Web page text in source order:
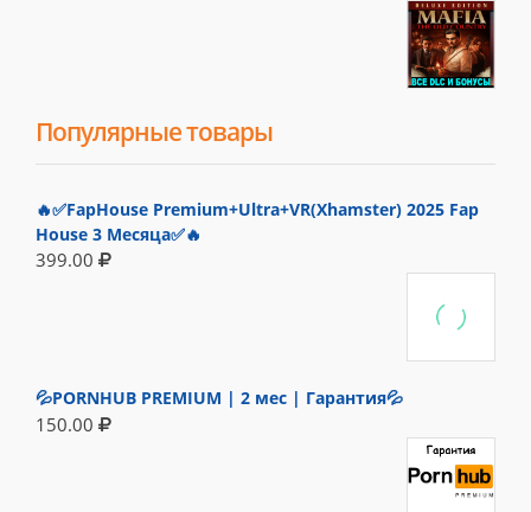
Популярные товары
🔥✅FapHouse Premium+Ultra+VR(Xhamster) 2025 Fap
House 3 Месяца✅🔥
399.00
💦PORNHUB PREMIUM | 2 мес | Гарантия💦
150.00